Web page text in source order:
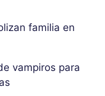
familia en
vampiros para